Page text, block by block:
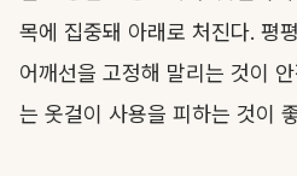
목에 집중돼 아래로 처진다. 평
어깨선을 고정해 말리는 것이
는 옷걸이 사용을 피하는 것이